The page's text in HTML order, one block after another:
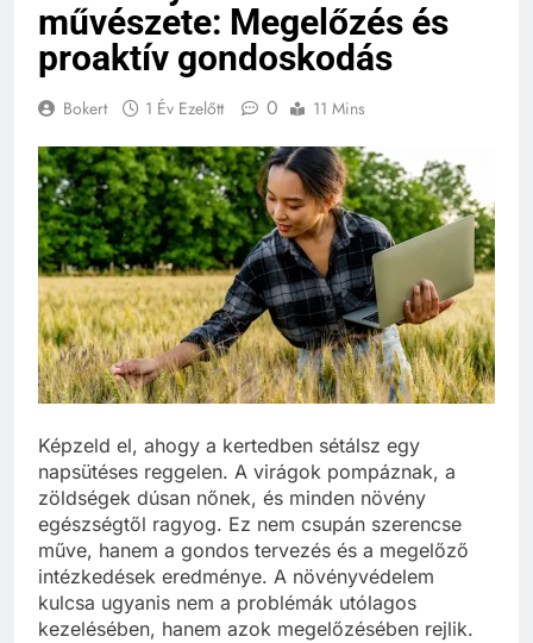
művészete: Megelőzés és
proaktív gondoskodás
Bokert 1 Év Ezelőtt 0 11 Mins
Képzeld el, ahogy a kertedben sétálsz egy
napsütéses reggelen. A virágok pompáznak, a
zöldségek dúsan nőnek, és minden növény
egészségtől ragyog. Ez nem csupán szerencse
műve, hanem a gondos tervezés és a megelőző
intézkedések eredménye. A növényvédelem
kulcsa ugyanis nem a problémák utólagos
kezelésében, hanem azok megelőzésében rejlik.